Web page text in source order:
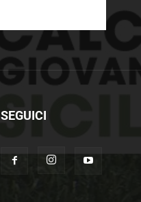
SEGUICI